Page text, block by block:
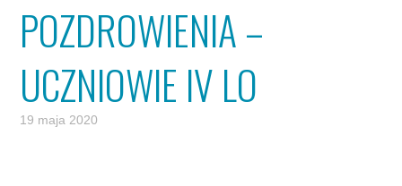
POZDROWIENIA –
UCZNIOWIE IV LO
19 maja 2020